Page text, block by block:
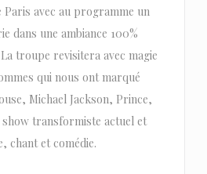
Paris avec au programme un
dans une ambiance 100%
troupe revisitera avec magie
qui nous ont marqué
Michael Jackson, Prince,
transformiste actuel et
chant et comédie.